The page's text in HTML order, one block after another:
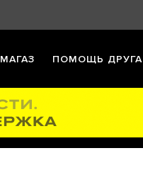
МАГАЗ ПОМОЩЬ ДРУГА